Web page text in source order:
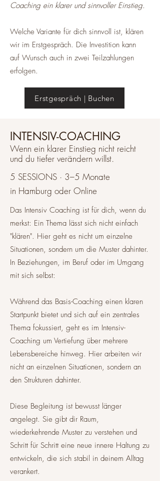
Coaching ein klarer und sinnvoller Einstieg.
Welche Variante für dich sinnvoll ist, klären
wir im Erstgespräch. Die Investition kann
auf Wunsch auch in zwei Teilzahlungen
erfolgen.
Erstgespräch | Buchen
INTENSIV-COACHING
Wenn ein klarer Einstieg nicht reicht
und du tiefer verändern willst.
5 SESSIONS · 3–5 Monate
in Hamburg oder Online
Das Intensiv Coaching ist für dich, wenn du
merkst: Ein Thema lässt sich nicht einfach
"klären". Hier geht es nicht um einzelne
Situationen, sondern um die Muster dahinter.
In Beziehungen, im Beruf oder im Umgang
mit sich selbst:
Während das Basis-Coaching einen klaren
Startpunkt bietet und sich auf ein zentrales
Thema fokussiert, geht es im Intensiv-
Coaching um Vertiefung über mehrere
Lebensbereiche hinweg. Hier arbeiten wir
nicht an einzelnen Situationen, sondern an
den Strukturen dahinter.
Diese Begleitung ist bewusst länger
angelegt. Sie gibt dir Raum,
wiederkehrende Muster zu verstehen und
Schritt für Schritt eine neue innere Haltung zu
entwickeln, die sich stabil in deinem Alltag
verankert.